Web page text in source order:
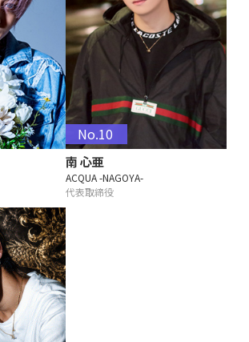
No.10
南 心亜
ACQUA -NAGOYA-
代表取締役